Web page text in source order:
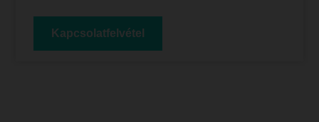
Kapcsolatfelvétel